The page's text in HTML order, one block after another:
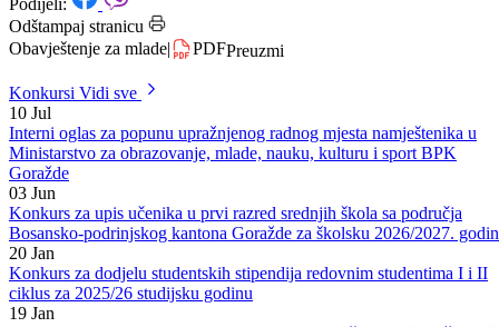
Datum: 21.03.2014.
Podijeli:
Odštampaj stranicu
Obavještenje za mlade
KonkursiVidi sve
10 Jul
Interni oglas za popunu upražnjenog radnog mjesta namještenika u
Ministarstvo za obrazovanje, mlade, nauku, kulturu i sport BPK
Goražde
03 Jun
Konkurs za upis učenika u prvi razred srednjih škola sa područja
Bosansko-podrinjskog kantona Goražde za školsku 2026/2027.
20 Jan